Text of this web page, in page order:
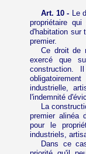
Art. 10 - Le
propriétaire
d'habitation sur
premier.
Ce droit de
exercé que
construction.
industrielle,
l'indemnité
La
premier alinéa
pour le
industriels,
Dans ce